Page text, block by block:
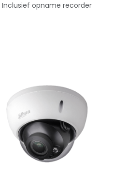
Inclusief opname recorder